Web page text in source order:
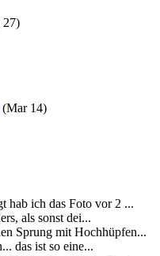
27)
(Mar 14)
hab ich das Foto vor 2 ...
als sonst dei...
Sprung mit Hochhüpfen...
das ist so eine...